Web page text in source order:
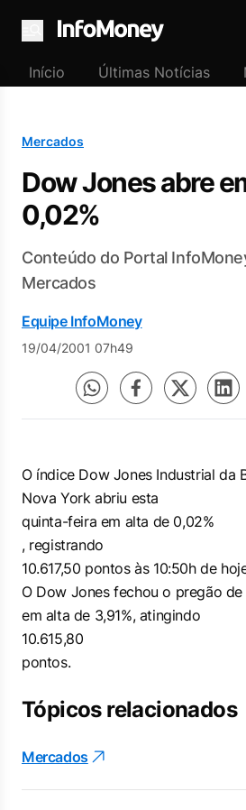
Menu
Início Últimas Notícias
Mercados
Dow Jones abre
0,02%
Conteúdo do Portal
Mercados
Equipe InfoMoney
19/04/2001 07h49
O índice Dow Jones Industrial da
Nova York abriu esta
quinta-feira em alta de 0,02%
, registrando
10.617,50 pontos às 10:50h de
O Dow Jones fechou o pregão
em alta de 3,91%, atingindo
10.615,80
pontos.
Tópicos relacionados
Mercados